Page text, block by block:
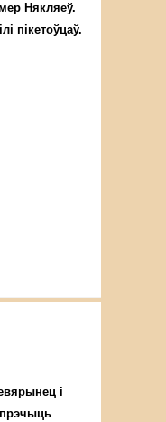
Някляеў.
пікетоўцаў.
і